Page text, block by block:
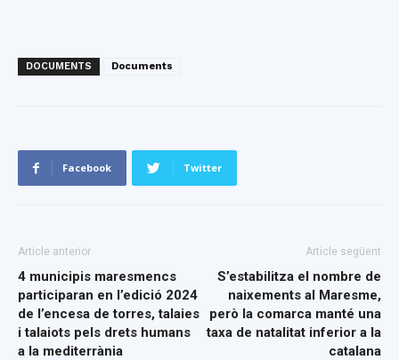
DOCUMENTS Documents
Facebook Twitter
Article anterior
4 municipis maresmencs
participaran en l’edició 2024
de l’encesa de torres, talaies
i talaiots pels drets humans
a la mediterrània
Article següent
S’estabilitza el nombre de
naixements al Maresme,
però la comarca manté una
taxa de natalitat inferior a la
catalana